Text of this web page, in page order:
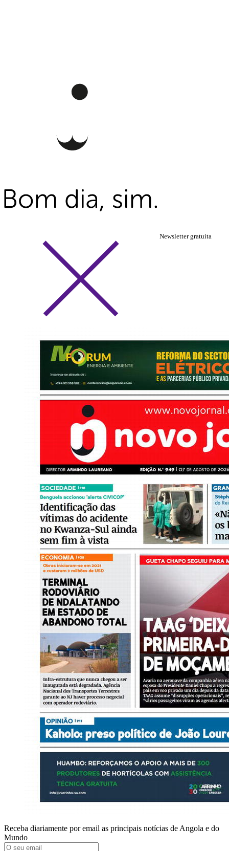
Newsletter gratuita
Receba diariamente por email as principais notícias de Angola e do
Mundo